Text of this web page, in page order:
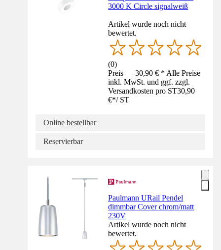
3000 K Circle signalweiß
Artikel wurde noch nicht
bewertet.
(0)
Preis — 30,90 € * Alle Preise
inkl. MwSt. und ggf. zzgl.
Versandkosten pro ST30,90
€*/ ST
Online bestellbar
Reservierbar
Paulmann URail Pendel
dimmbar Cover chrom/matt
230V
Artikel wurde noch nicht
bewertet.